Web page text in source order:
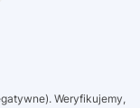
Weryfikujemy,